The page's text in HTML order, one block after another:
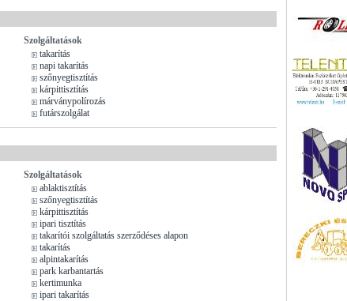
Szolgáltatások
takarítás
napi takarítás
szőnyegtisztítás
kárpittisztítás
márványpolírozás
futárszolgálat
Szolgáltatások
ablaktisztítás
szőnyegtisztítás
kárpittisztítás
ipari tisztítás
takarítói szolgáltatás szerződéses alapon
takarítás
alpintakarítás
park karbantartás
kertimunka
ipari takarítás